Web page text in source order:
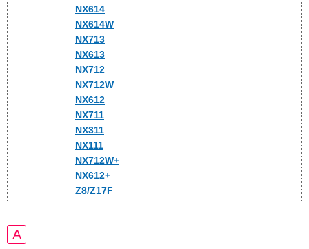
NX614
NX614W
NX713
NX613
NX712
NX712W
NX612
NX711
NX311
NX111
NX712W+
NX612+
Z8/Z17F